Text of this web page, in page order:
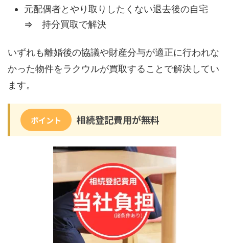
元配偶者とやり取りしたくない退去後の自宅
⇒ 持分買取で解決
いずれも離婚後の協議や財産分与が適正に行われな
かった物件をラクウルが買取することで解決してい
ます。
ポイント 相続登記費用が無料